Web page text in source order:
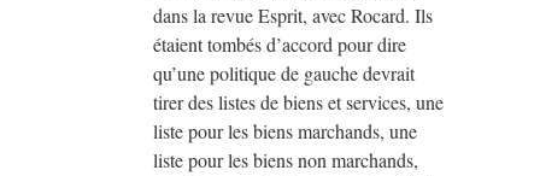
dans la revue Esprit, avec Rocard. Ils
étaient tombés d’accord pour dire
qu’une politique de gauche devrait
tirer des listes de biens et services, une
liste pour les biens marchands, une
liste pour les biens non marchands,